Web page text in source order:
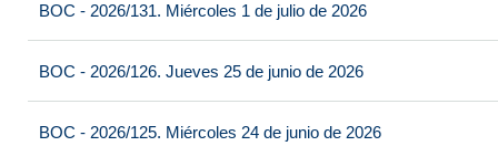
BOC - 2026/131. Miércoles 1 de julio de 2026
BOC - 2026/126. Jueves 25 de junio de 2026
BOC - 2026/125. Miércoles 24 de junio de 2026